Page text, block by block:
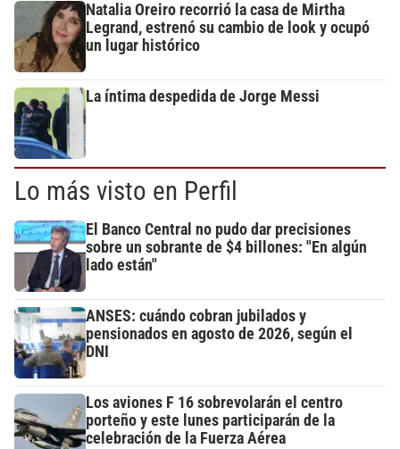
Natalia Oreiro recorrió la casa de Mirtha
Legrand, estrenó su cambio de look y ocupó
un lugar histórico
La íntima despedida de Jorge Messi
Lo más visto en Perfil
El Banco Central no pudo dar precisiones
sobre un sobrante de $4 billones: "En algún
lado están"
ANSES: cuándo cobran jubilados y
pensionados en agosto de 2026, según el
DNI
Los aviones F 16 sobrevolarán el centro
porteño y este lunes participarán de la
celebración de la Fuerza Aérea